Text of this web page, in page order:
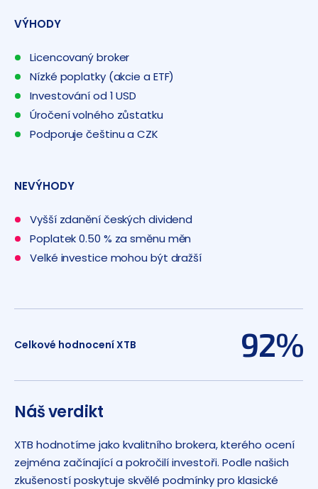
VÝHODY
Licencovaný broker
Nízké poplatky (akcie a ETF)
Investování od 1 USD
Úročení volného zůstatku
Podporuje češtinu a CZK
NEVÝHODY
Vyšší zdanění českých dividend
Poplatek 0.50 % za směnu měn
Velké investice mohou být dražší
Celkové hodnocení XTB 92%
Náš verdikt
XTB hodnotíme jako kvalitního brokera, kterého ocení
zejména začínající a pokročilí investoři. Podle našich
zkušeností poskytuje skvělé podmínky pro klasické